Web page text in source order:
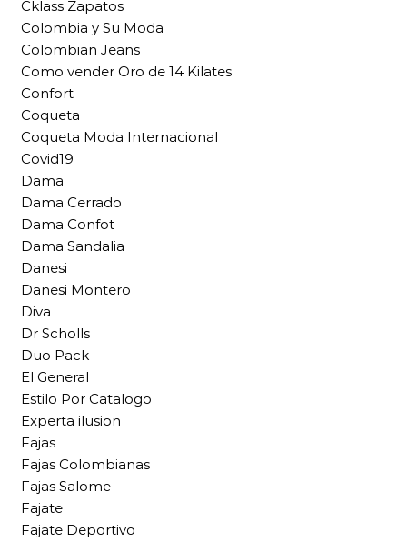
Cklass Zapatos
Colombia y Su Moda
Colombian Jeans
Como vender Oro de 14 Kilates
Confort
Coqueta
Coqueta Moda Internacional
Covid19
Dama
Dama Cerrado
Dama Confot
Dama Sandalia
Danesi
Danesi Montero
Diva
Dr Scholls
Duo Pack
El General
Estilo Por Catalogo
Experta ilusion
Fajas
Fajas Colombianas
Fajas Salome
Fajate
Fajate Deportivo